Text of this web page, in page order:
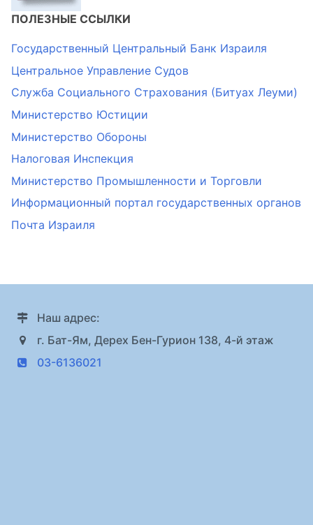
ПОЛЕЗНЫЕ ССЫЛКИ
Государственный Центральный Банк Израиля
Центральное Управление Судов
Служба Социального Страхования (Битуах Леуми)
Министерство Юстиции
Министерство Обороны
Налоговая Инспекция
Министерство Промышленности и Торговли
Информационный портал государственных органов
Почта Израиля
Наш адрес:
г. Бат-Ям, Дерех Бен-Гурион 138, 4-й этаж
03-6136021